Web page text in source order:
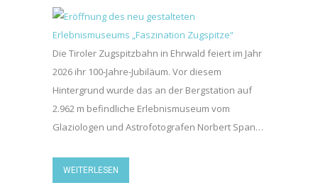
Die Tiroler Zugspitzbahn in Ehrwald feiert im Jahr
2026 ihr 100-Jahre-Jubiläum. Vor diesem
Hintergrund wurde das an der Bergstation auf
2.962 m befindliche Erlebnismuseum vom
Glaziologen und Astrofotografen Norbert Span…
WEITERLESEN